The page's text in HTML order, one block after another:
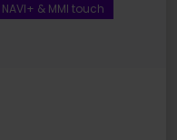
NAVI+ & MMI touch